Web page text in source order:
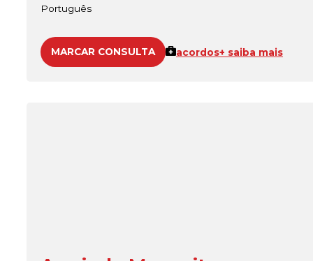
Português
MARCAR CONSULTA acordos+ saiba mais